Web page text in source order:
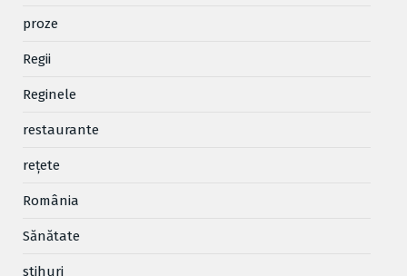
proze
Regii
Reginele
restaurante
reţete
România
Sănătate
stihuri